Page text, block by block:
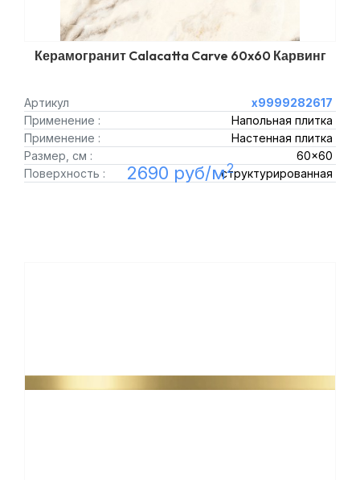
Керамогранит Calacatta Carve 60x60 Карвинг
Артикул
х9999282617
Применение :
Напольная плитка
Применение :
Настенная плитка
Размер, см :
60x60
Поверхность :
структурированная
2690 руб/м2